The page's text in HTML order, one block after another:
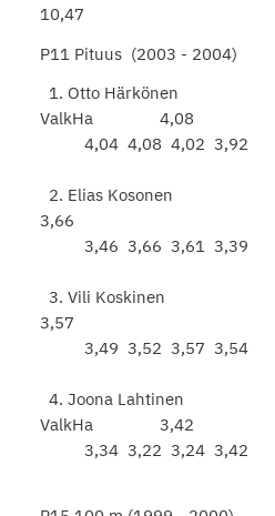
10,47
P11 Pituus (2003 - 2004)
1. Otto Härkönen
ValkHa 4,08
4,04 4,08 4,02 3,92
2. Elias
3,66
3,46 3,66 3,61 3,39
3. Vili Koskinen
3,57
3,49 3,52 3,57 3,54
4. Joona Lahtinen
ValkHa 3,42
3,34 3,22 3,24 3,42